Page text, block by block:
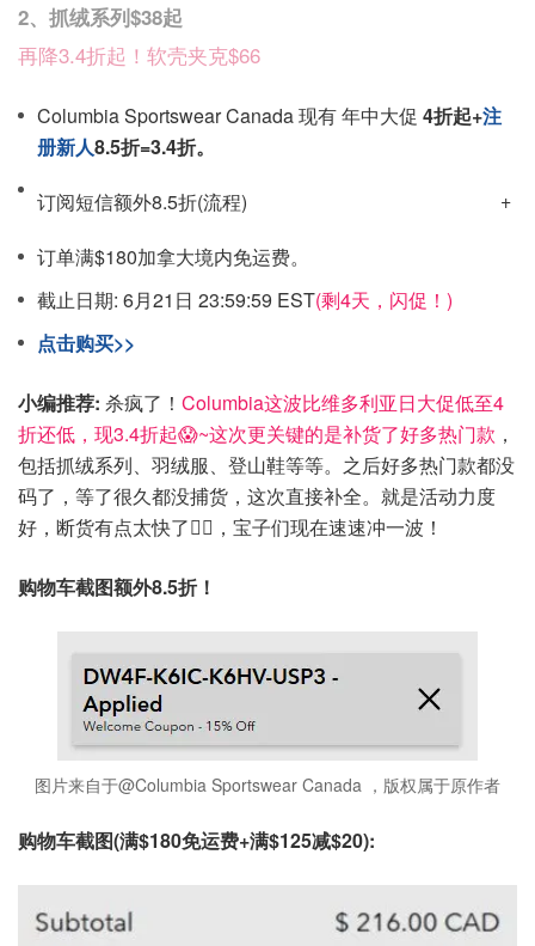
2、抓绒系列$38起
再降3.4折起！软壳夹克$66
Columbia Sportswear Canada 现有 年中大促 4折起+注
册新人8.5折=3.4折。
订阅短信额外8.5折(流程)
订单满$180加拿大境内免运费。
截止日期: 6月21日 23:59:59 EST(剩4天，闪促！)
点击购买>>
小编推荐: 杀疯了！ Columbia这波比维多利亚日大促低至4
折还低，现3.4折起😱~这次更关键的是补货了好多热门款 ，
包括抓绒系列、羽绒服、登山鞋等等。之后好多热门款都没
码了，等了很久都没捕货，这次直接补全。就是活动力度
好，断货有点太快了😮‍💨，宝子们现在速速冲一波！
购物车截图额外8.5折！
图片来自于@Columbia Sportswear Canada ，版权属于原作者
购物车截图(满$180免运费+满$125减$20):